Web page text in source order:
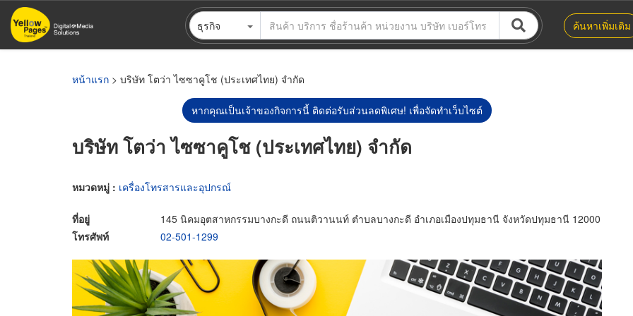
ข้าม
ไป
ธุรกิจ ค้นหาเพิ่มเติม
หน้าแรก > บริษัท โตว่า ไซซาคูโช (ประเทศไทย) จำกัด
หากคุณเป็นเจ้าของกิจการนี้ ติดต่อรับส่วนลดพิเศษ! เพื่อจัดทำเว็บไซต์
บริษัท โตว่า ไซซาคูโช (ประเทศไทย) จำกัด
หมวดหมู่ : เครื่องโทรสารและอุปกรณ์
ที่อยู่
145 นิคมอุตสาหกรรมบางกะดี ถนนติวานนท์ ตำบลบางกะดี อำเภอเมืองปทุมธานี จังหวัดปทุมธานี 12000
โทรศัพท์
02-501-1299